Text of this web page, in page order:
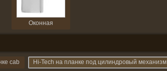
Оконная
cab Hi-Tech на планке под цилиндровый механизм